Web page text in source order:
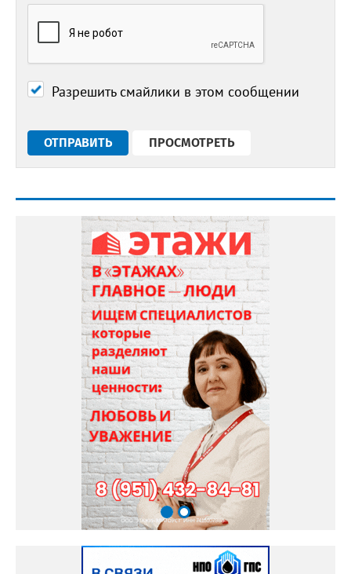
Разрешить смайлики в этом сообщении